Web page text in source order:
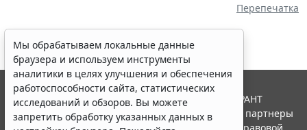
Перепечатка
Мы обрабатываем локальные данные
браузера и используем инструменты
аналитики в целях улучшения и обеспечения
работоспособности сайта, статистических
исследований и обзоров. Вы можете
запретить обработку указанных данных в
© ООО "НПП "ГАРАНТ-СЕРВИС", 2026. Система ГАРАНТ
выпускается с 1990 года. Компания "Гарант" и ее партнеры
являются участниками Российской ассоциации правовой